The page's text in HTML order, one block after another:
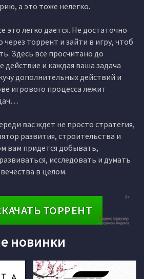
а это тоже нелегко.
это легко дается. Не достаточно
торрент и зайти в игру, чтоб
Здесь все просчитано до
действие и каждая ваша задача
дополнительных действий и
игрового процесса лежит
вас ждет не просто стратегия,
развития, строительства и
вам придется добывать,
исследовать и думать
в целом.
ТОРРЕНТ
новинки